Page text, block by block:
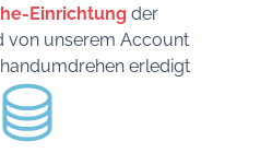
Einrichtung der
von unserem Account
erledigt